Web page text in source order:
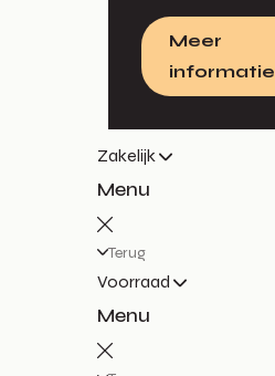
Meer
informatie
Zakelijk
Menu
Terug
Voorraad
Menu